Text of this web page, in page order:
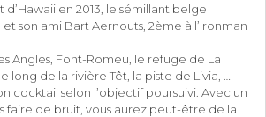
d’Hawaii en 2013, le sémillant belge
son ami Bart Aernouts, 2ème à l’Ironman
Angles, Font-Romeu, le refuge de La
long de la rivière Têt, la piste de Livia, …
cocktail selon l’objectif poursuivi. Avec un
faire de bruit, vous aurez peut-être de la